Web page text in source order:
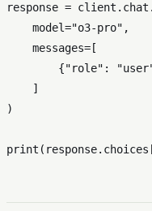
response =
    model=
"o3-pro" ,
    messages=[
        {
"role" :
    ]
)
print